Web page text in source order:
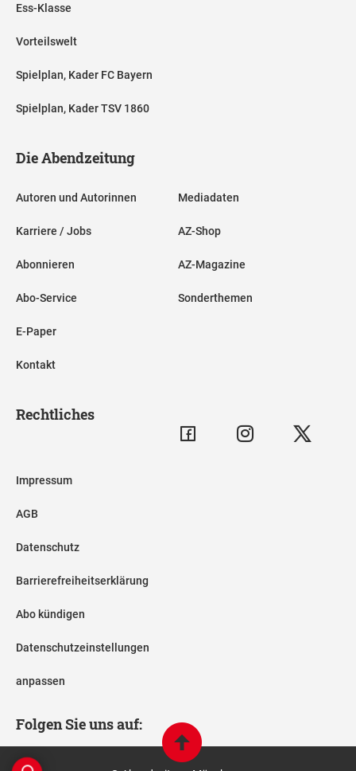
Ess-Klasse
Vorteilswelt
Spielplan, Kader FC Bayern
Spielplan, Kader TSV 1860
Die Abendzeitung
Autoren und Autorinnen
Karriere / Jobs
Abonnieren
Abo-Service
E-Paper
Kontakt
Mediadaten
AZ-Shop
AZ-Magazine
Sonderthemen
Rechtliches
Impressum
AGB
Datenschutz
Barrierefreiheitserklärung
Abo kündigen
Datenschutzeinstellungen
anpassen
Folgen Sie uns auf: